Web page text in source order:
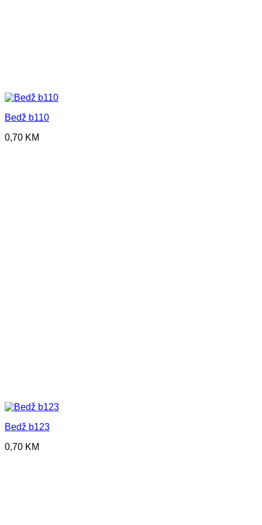
Bedž b110
0,70 KM
Bedž b123
0,70 KM